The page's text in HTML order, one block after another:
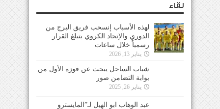
لقاء
لهذه الأسباب إنسحب فريق البرج من
الدوري والإتحاد الكروي يتبلغ القرار
رسمياً خلال ساعات
يناير 13, 2026
شباب الساحل يبحث عن فوزه الأول من
بوابة التضامن صور
يناير 26, 2025
عبد الوهاب ابو الهيل لـ”المايسترو